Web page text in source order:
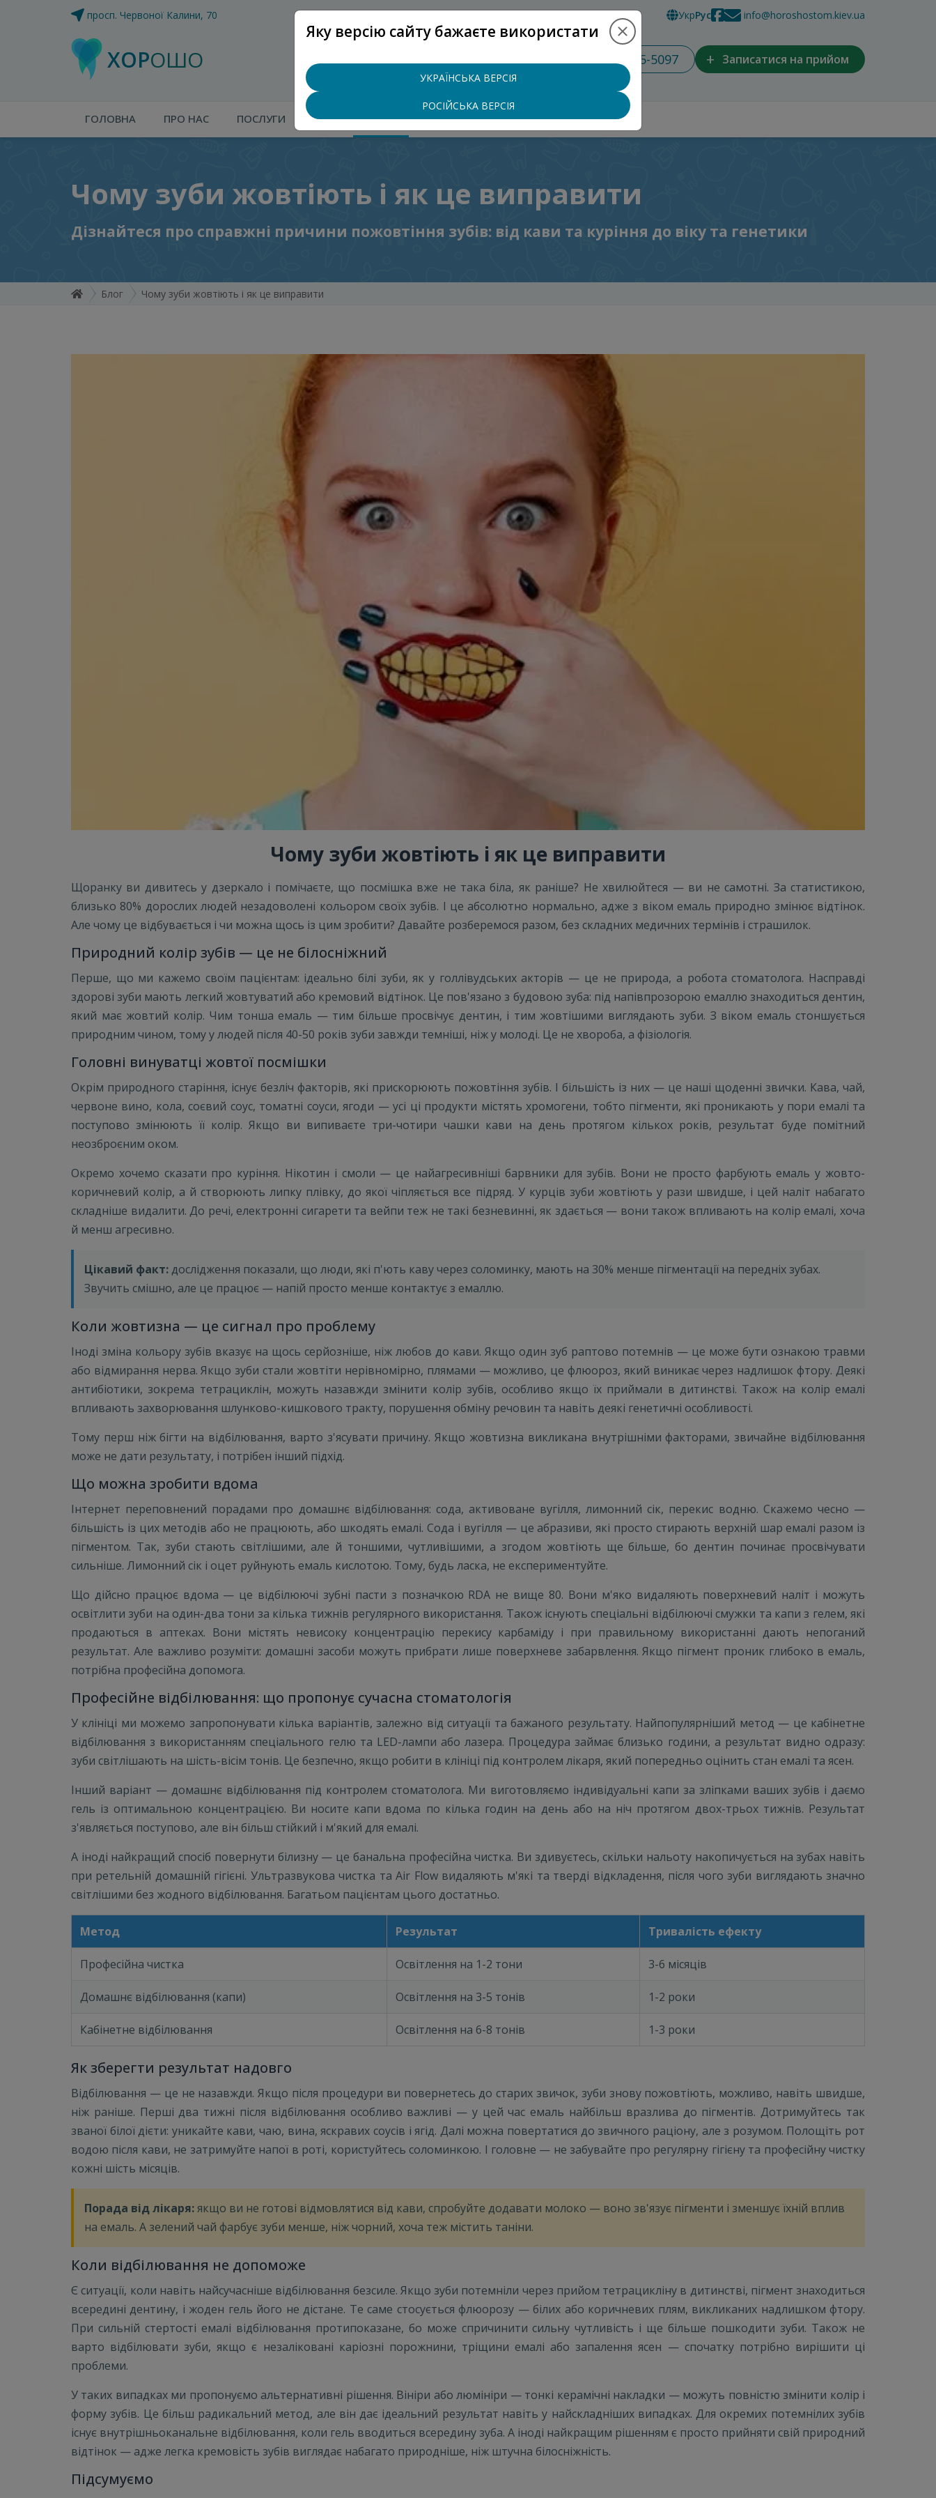
просп. Червоної Калини, 70 УкрРус info@horoshostom.kiev.ua
ХОРОШО +38 (097) 965-5097 + Записатися на прийом
ГОЛОВНА ПРО НАС ПОСЛУГИ ЦІНИ БЛОГ КОНТАКТИ
Чому зуби жовтіють і як це виправити
Дізнайтеся про справжні причини пожовтіння зубів: від кави та куріння до віку та генетики
Блог Чому зуби жовтіють і як це виправити
Чому зуби жовтіють і як це виправити
Щоранку ви дивитесь у дзеркало і помічаєте, що посмішка вже не така біла, як раніше? Не хвилюйтеся — ви не самотні. За статистикою,
близько 80% дорослих людей незадоволені кольором своїх зубів. І це абсолютно нормально, адже з віком емаль природно змінює відтінок.
Але чому це відбувається і чи можна щось із цим зробити? Давайте розберемося разом, без складних медичних термінів і страшилок.
Природний колір зубів — це не білосніжний
Перше, що ми кажемо своїм пацієнтам: ідеально білі зуби, як у голлівудських акторів — це не природа, а робота стоматолога. Насправді
здорові зуби мають легкий жовтуватий або кремовий відтінок. Це пов'язано з будовою зуба: під напівпрозорою емаллю знаходиться дентин,
який має жовтий колір. Чим тонша емаль — тим більше просвічує дентин, і тим жовтішими виглядають зуби. З віком емаль стоншується
природним чином, тому у людей після 40-50 років зуби завжди темніші, ніж у молоді. Це не хвороба, а фізіологія.
Головні винуватці жовтої посмішки
Окрім природного старіння, існує безліч факторів, які прискорюють пожовтіння зубів. І більшість із них — це наші щоденні звички. Кава, чай,
червоне вино, кола, соєвий соус, томатні соуси, ягоди — усі ці продукти містять хромогени, тобто пігменти, які проникають у пори емалі та
поступово змінюють її колір. Якщо ви випиваєте три-чотири чашки кави на день протягом кількох років, результат буде помітний
неозброєним оком.
Окремо хочемо сказати про куріння. Нікотин і смоли — це найагресивніші барвники для зубів. Вони не просто фарбують емаль у жовто-
коричневий колір, а й створюють липку плівку, до якої чіпляється все підряд. У курців зуби жовтіють у рази швидше, і цей наліт набагато
складніше видалити. До речі, електронні сигарети та вейпи теж не такі безневинні, як здається — вони також впливають на колір емалі, хоча
й менш агресивно.
Цікавий факт:дослідження показали, що люди, які п'ють каву через соломинку, мають на 30% менше пігментації на передніх зубах.
Звучить смішно, але це працює — напій просто менше контактує з емаллю.
Коли жовтизна — це сигнал про проблему
Іноді зміна кольору зубів вказує на щось серйозніше, ніж любов до кави. Якщо один зуб раптово потемнів — це може бути ознакою травми
або відмирання нерва. Якщо зуби стали жовтіти нерівномірно, плямами — можливо, це флюороз, який виникає через надлишок фтору. Деякі
антибіотики, зокрема тетрациклін, можуть назавжди змінити колір зубів, особливо якщо їх приймали в дитинстві. Також на колір емалі
впливають захворювання шлунково-кишкового тракту, порушення обміну речовин та навіть деякі генетичні особливості.
Тому перш ніж бігти на відбілювання, варто з'ясувати причину. Якщо жовтизна викликана внутрішніми факторами, звичайне відбілювання
може не дати результату, і потрібен інший підхід.
Що можна зробити вдома
Інтернет переповнений порадами про домашнє відбілювання: сода, активоване вугілля, лимонний сік, перекис водню. Скажемо чесно —
більшість із цих методів або не працюють, або шкодять емалі. Сода і вугілля — це абразиви, які просто стирають верхній шар емалі разом із
пігментом. Так, зуби стають світлішими, але й тоншими, чутливішими, а згодом жовтіють ще більше, бо дентин починає просвічувати
сильніше. Лимонний сік і оцет руйнують емаль кислотою. Тому, будь ласка, не експериментуйте.
Що дійсно працює вдома — це відбілюючі зубні пасти з позначкою RDA не вище 80. Вони м'яко видаляють поверхневий наліт і можуть
освітлити зуби на один-два тони за кілька тижнів регулярного використання. Також існують спеціальні відбілюючі смужки та капи з гелем, які
продаються в аптеках. Вони містять невисоку концентрацію перекису карбаміду і при правильному використанні дають непоганий
результат. Але важливо розуміти: домашні засоби можуть прибрати лише поверхневе забарвлення. Якщо пігмент проник глибоко в емаль,
потрібна професійна допомога.
Професійне відбілювання: що пропонує сучасна стоматологія
У клініці ми можемо запропонувати кілька варіантів, залежно від ситуації та бажаного результату. Найпопулярніший метод — це кабінетне
відбілювання з використанням спеціального гелю та LED-лампи або лазера. Процедура займає близько години, а результат видно одразу:
зуби світлішають на шість-вісім тонів. Це безпечно, якщо робити в клініці під контролем лікаря, який попередньо оцінить стан емалі та ясен.
Інший варіант — домашнє відбілювання під контролем стоматолога. Ми виготовляємо індивідуальні капи за зліпками ваших зубів і даємо
гель із оптимальною концентрацією. Ви носите капи вдома по кілька годин на день або на ніч протягом двох-трьох тижнів. Результат
з'являється поступово, але він більш стійкий і м'який для емалі.
А іноді найкращий спосіб повернути білизну — це банальна професійна чистка. Ви здивуєтесь, скільки нальоту накопичується на зубах навіть
при ретельній домашній гігієні. Ультразвукова чистка та Air Flow видаляють м'які та тверді відкладення, після чого зуби виглядають значно
світлішими без жодного відбілювання. Багатьом пацієнтам цього достатньо.
Метод Результат Тривалість ефекту
Професійна чистка Освітлення на 1-2 тони 3-6 місяців
Домашнє відбілювання (капи) Освітлення на 3-5 тонів 1-2 роки
Кабінетне відбілювання Освітлення на 6-8 тонів 1-3 роки
Як зберегти результат надовго
Відбілювання — це не назавжди. Якщо після процедури ви повернетесь до старих звичок, зуби знову пожовтіють, можливо, навіть швидше,
ніж раніше. Перші два тижні після відбілювання особливо важливі — у цей час емаль найбільш вразлива до пігментів. Дотримуйтесь так
званої білої дієти: уникайте кави, чаю, вина, яскравих соусів і ягід. Далі можна повертатися до звичного раціону, але з розумом. Полощіть рот
водою після кави, не затримуйте напої в роті, користуйтесь соломинкою. І головне — не забувайте про регулярну гігієну та професійну чистку
кожні шість місяців.
Порада від лікаря:якщо ви не готові відмовлятися від кави, спробуйте додавати молоко — воно зв'язує пігменти і зменшує їхній вплив
на емаль. А зелений чай фарбує зуби менше, ніж чорний, хоча теж містить таніни.
Коли відбілювання не допоможе
Є ситуації, коли навіть найсучасніше відбілювання безсиле. Якщо зуби потемніли через прийом тетрацикліну в дитинстві, пігмент знаходиться
всередині дентину, і жоден гель його не дістане. Те саме стосується флюорозу — білих або коричневих плям, викликаних надлишком фтору.
При сильній стертості емалі відбілювання протипоказане, бо може спричинити сильну чутливість і ще більше пошкодити зуби. Також не
варто відбілювати зуби, якщо є незаліковані каріозні порожнини, тріщини емалі або запалення ясен — спочатку потрібно вирішити ці
проблеми.
У таких випадках ми пропонуємо альтернативні рішення. Вініри або люмініри — тонкі керамічні накладки — можуть повністю змінити колір і
форму зубів. Це більш радикальний метод, але він дає ідеальний результат навіть у найскладніших випадках. Для окремих потемнілих зубів
існує внутрішньоканальне відбілювання, коли гель вводиться всередину зуба. А іноді найкращим рішенням є просто прийняти свій природний
відтінок — адже легка кремовість зубів виглядає набагато природніше, ніж штучна білосніжність.
Підсумуємо
Яку версію сайту бажаєте використати
УКРАЇНСЬКА ВЕРСІЯ
РОСІЙСЬКА ВЕРСІЯ